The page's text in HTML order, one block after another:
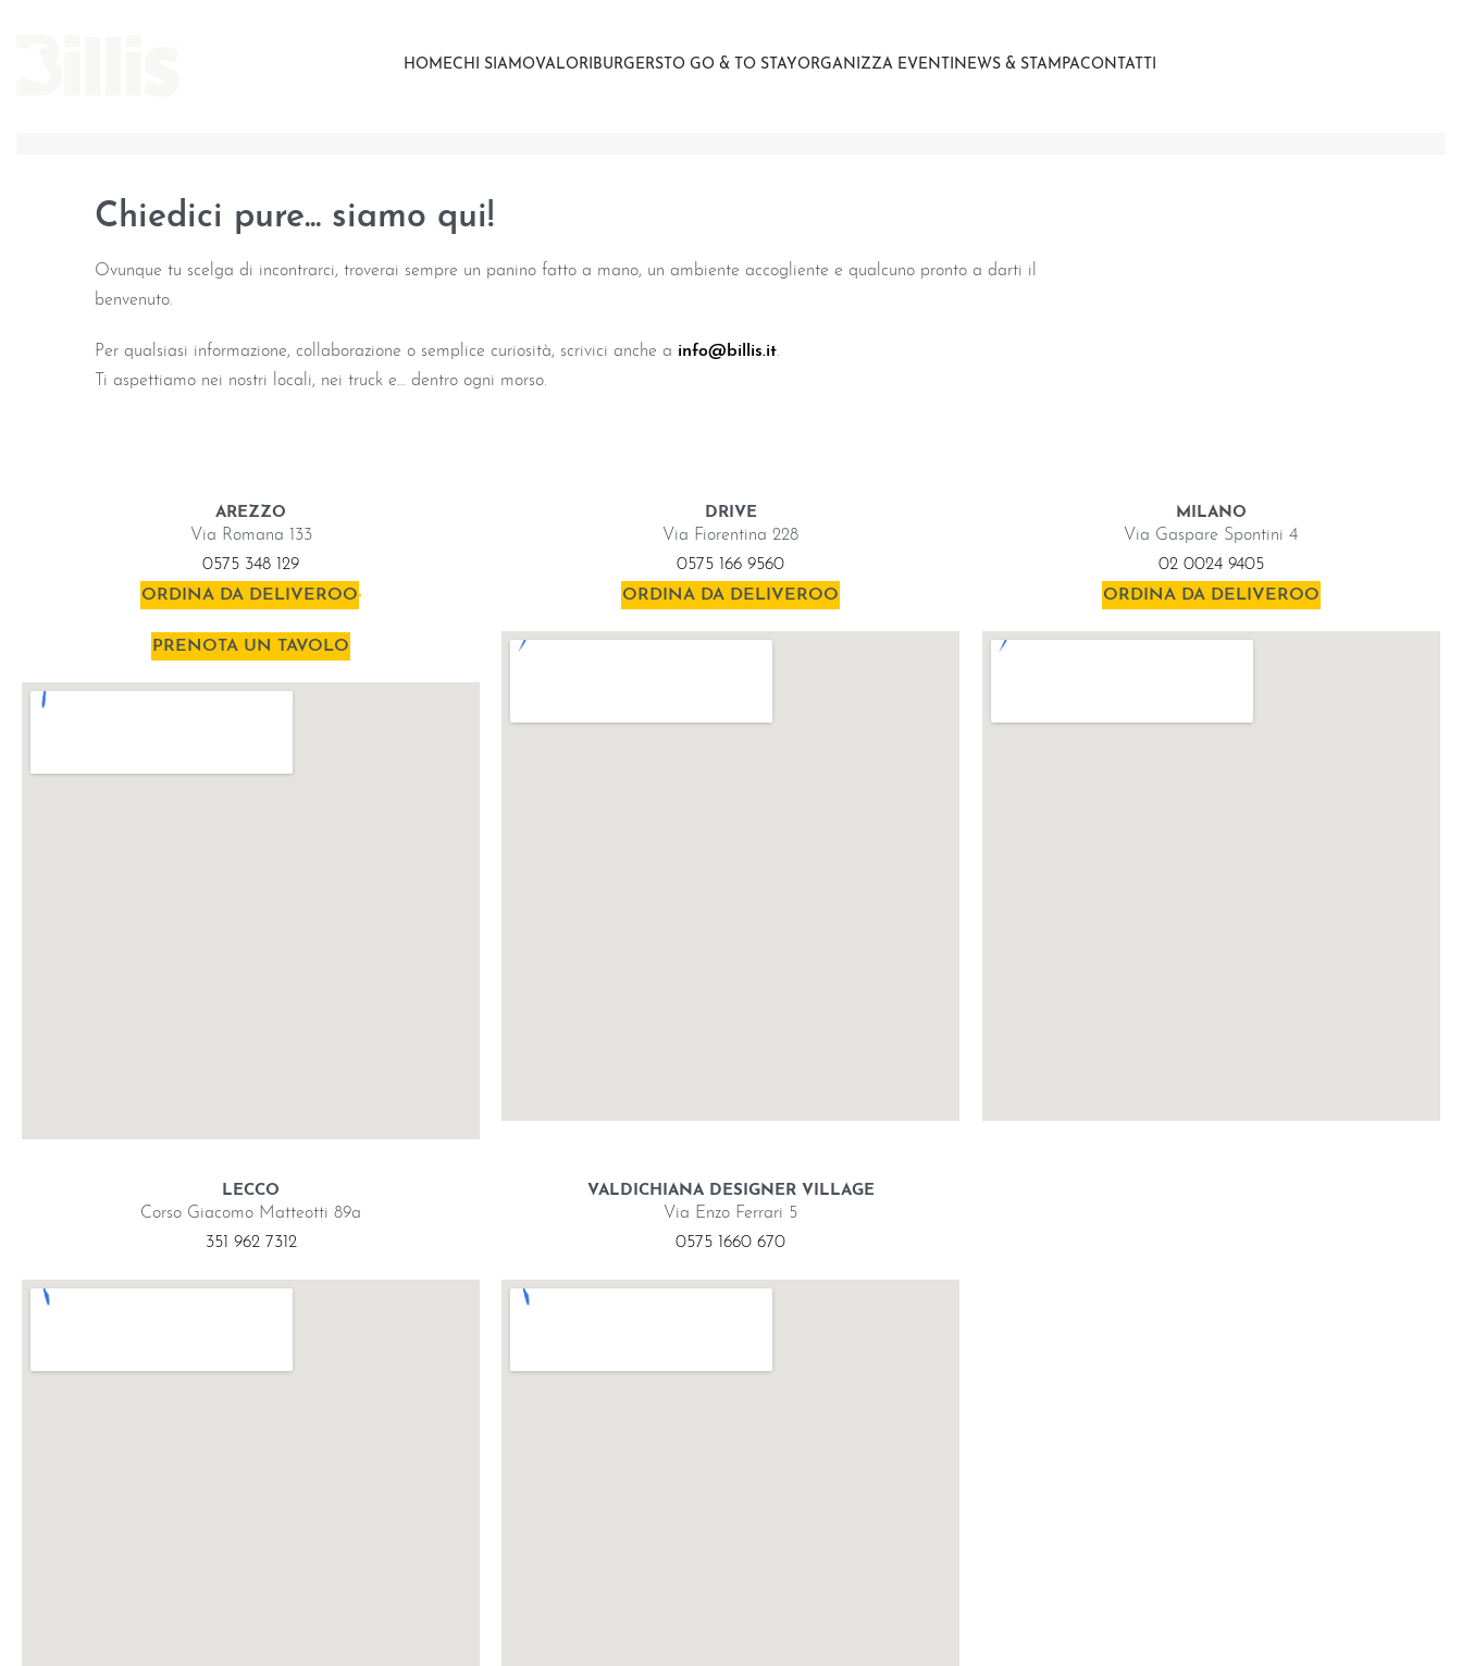
HOMECHI SIAMOVALORIBURGERS TO GO & TO STAYORGANIZZA EVENTINEWS & STAMPACONTATTI
Chiedici pure... siamo qui!
Ovunque tu scelga di incontrarci, troverai sempre un panino fatto a mano, un ambiente accogliente e qualcuno pronto a darti il
benvenuto.
Per qualsiasi informazione, collaborazione o semplice curiosità, scrivici anche a info@billis.it.
Ti aspettiamo nei nostri locali, nei truck e… dentro ogni morso.
AREZZO
Via Romana 133
0575 348 129
ORDINA DA DELIVEROO
PRENOTA UN TAVOLO
DRIVE
Via Fiorentina 228
0575 166 9560
ORDINA DA DELIVEROO
MILANO
Via Gaspare Spontini 4
02 0024 9405
ORDINA DA DELIVEROO
LECCO
Corso Giacomo Matteotti 89a
351 962 7312
VALDICHIANA DESIGNER VILLAGE
Via Enzo Ferrari 5
0575 1660 670